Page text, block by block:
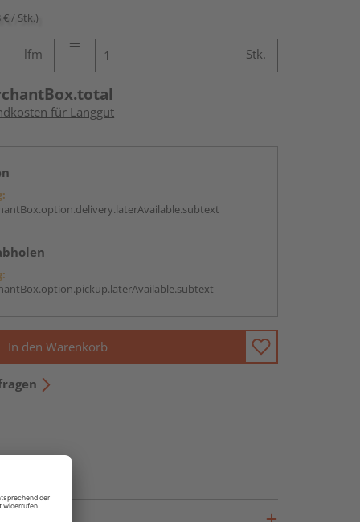
€ / Stk.)
lfm Stk.
für Langgut
In den Warenkorb